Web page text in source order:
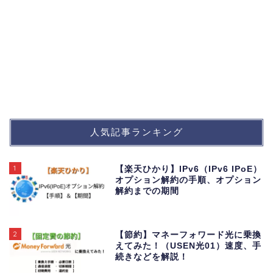
人気記事ランキング
1
【楽天ひかり】IPv6（IPv6 IPoE）
オプション解約の手順、オプション
解約までの期間
2
【節約】マネーフォワード光に乗換
えてみた！（USEN光01）速度、手
続きなどを解説！